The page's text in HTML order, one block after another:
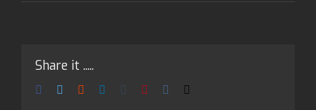
Share it .....
Facebook
TwitterReddit LinkedIn
TumblrPinterest